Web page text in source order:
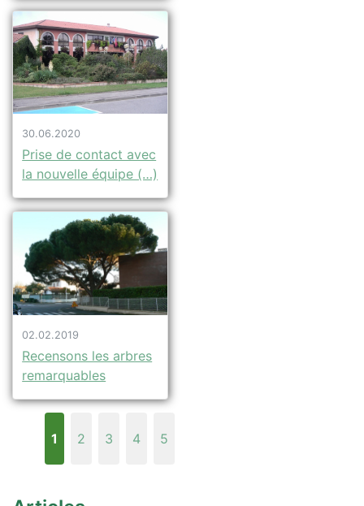
30.06.2020
Prise de contact avec
la nouvelle équipe (…)
02.02.2019
Recensons les arbres
remarquables
1 2 3 4 5